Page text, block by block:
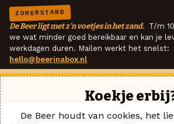
ZOMERSTAND
De Beer ligt met z'n voetjes in het zand. T/m
we wat minder goed bereikbaar en kan je
werkdagen duren. Mailen werkt het snelst:
hello@beerinabox.nl
Koekje
De Beer houdt van cookies, het